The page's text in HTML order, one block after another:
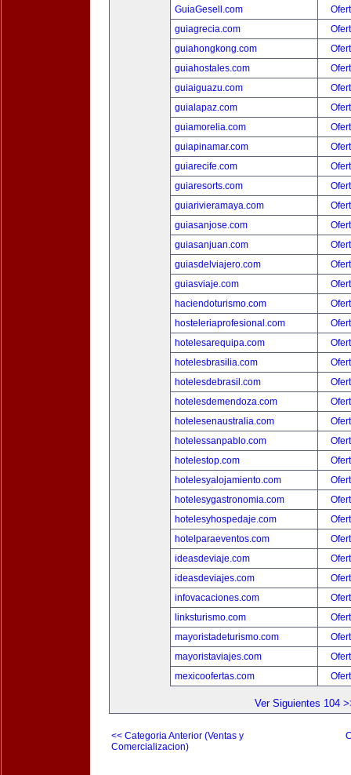
GuiaGesell.com
guiagrecia.com
guiahongkong.com
guiahostales.com
guiaiguazu.com
guialapaz.com
guiamorelia.com
guiapinamar.com
guiarecife.com
guiaresorts.com
guiarivieramaya.com
guiasanjose.com
guiasanjuan.com
guiasdelviajero.com
guiasviaje.com
haciendoturismo.com
hosteleriaprofesional.com
hotelesarequipa.com
hotelesbrasilia.com
hotelesdebrasil.com
hotelesdemendoza.com
hotelesenaustralia.com
hotelessanpablo.com
hotelestop.com
hotelesyalojamiento.com
hotelesygastronomia.com
hotelesyhospedaje.com
hotelparaeventos.com
ideasdeviaje.com
ideasdeviajes.com
infovacaciones.com
linksturismo.com
mayoristadeturismo.com
mayoristaviajes.com
mexicoofertas.com
Ver Siguientes 104
<< Categoria Anterior (Ventas y
Comercializacion)